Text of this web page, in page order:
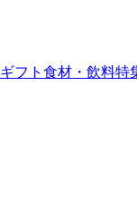
ギフト 食材・飲料特